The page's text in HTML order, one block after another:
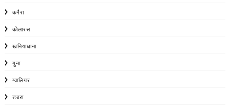
करैरा
कोलारस
खनियाधाना
गुना
ग्वालियर
डबरा